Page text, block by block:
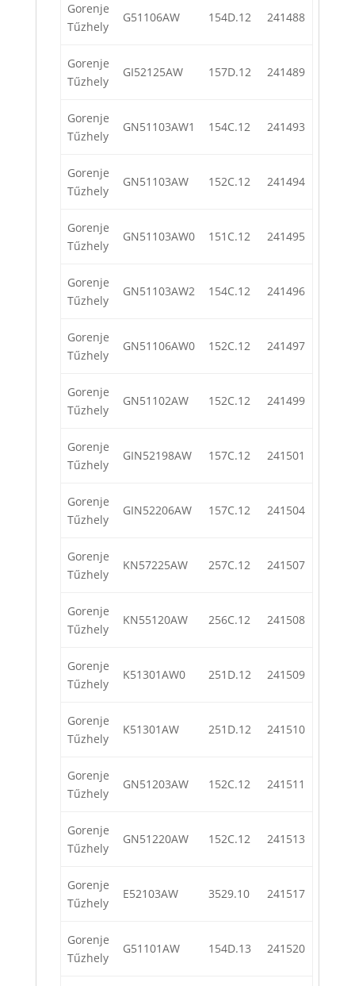
Gorenje
Tűzhely
G51106AW 154D.12 241488
Gorenje
Tűzhely
GI52125AW 157D.12 241489
Gorenje
Tűzhely
GN51103AW1 154C.12 241493
Gorenje
Tűzhely
GN51103AW 152C.12 241494
Gorenje
Tűzhely
GN51103AW0 151C.12 241495
Gorenje
Tűzhely
GN51103AW2 154C.12 241496
Gorenje
Tűzhely
GN51106AW0 152C.12 241497
Gorenje
Tűzhely
GN51102AW 152C.12 241499
Gorenje
Tűzhely
GIN52198AW 157C.12 241501
Gorenje
Tűzhely
GIN52206AW 157C.12 241504
Gorenje
Tűzhely
KN57225AW 257C.12 241507
Gorenje
Tűzhely
KN55120AW 256C.12 241508
Gorenje
Tűzhely
K51301AW0 251D.12 241509
Gorenje
Tűzhely
K51301AW 251D.12 241510
Gorenje
Tűzhely
GN51203AW 152C.12 241511
Gorenje
Tűzhely
GN51220AW 152C.12 241513
Gorenje
Tűzhely
E52103AW 3529.10 241517
Gorenje
Tűzhely
G51101AW 154D.13 241520